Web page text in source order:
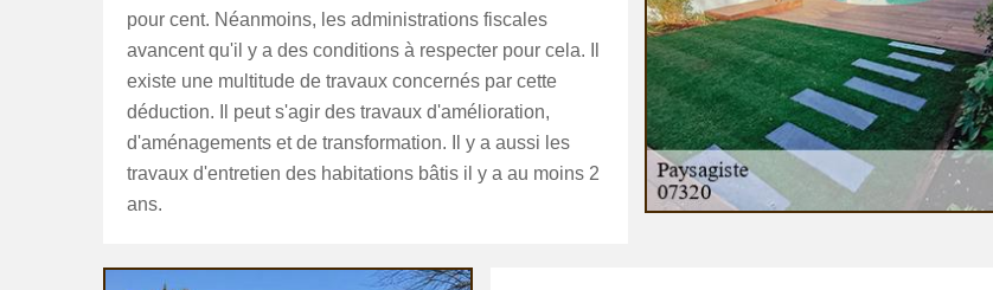
pour cent. Néanmoins, les administrations fiscales
avancent qu'il y a des conditions à respecter pour cela. Il
existe une multitude de travaux concernés par cette
déduction. Il peut s'agir des travaux d'amélioration,
d'aménagements et de transformation. Il y a aussi les
travaux d'entretien des habitations bâtis il y a au moins 2
ans.